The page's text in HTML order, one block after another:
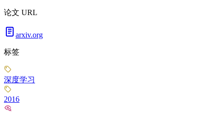
论文 URL
arxiv.org
标签
深度学习
2016